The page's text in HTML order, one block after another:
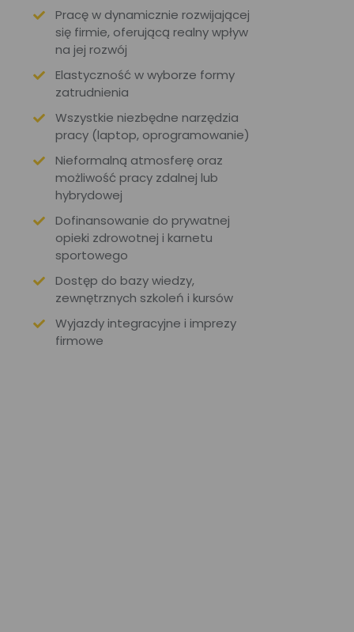
Pracę w dynamicznie rozwijającej
się firmie, oferującą realny wpływ
na jej rozwój
Elastyczność w wyborze formy
zatrudnienia
Wszystkie niezbędne narzędzia
pracy (laptop, oprogramowanie)
Nieformalną atmosferę oraz
możliwość pracy zdalnej lub
hybrydowej
Dofinansowanie do prywatnej
opieki zdrowotnej i karnetu
sportowego
Dostęp do bazy wiedzy,
zewnętrznych szkoleń i kursów
Wyjazdy integracyjne i imprezy
firmowe